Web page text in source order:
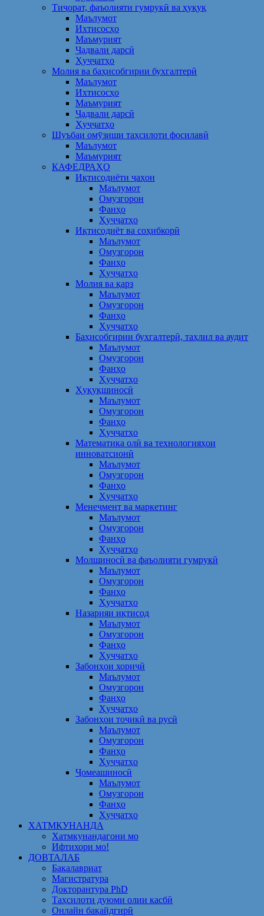
Тиҷорат, фаъолияти гумрукӣ ва ҳуқуқ
Маълумот
Ихтисосҳо
Маъмурият
Ҷадвали дарсӣ
Ҳуҷҷатҳо
Молия ва баҳисобгирии бухгалтерӣ
Маълумот
Ихтисосҳо
Маъмурият
Ҷадвали дарсӣ
Ҳуҷҷатҳо
Шуъбаи омӯзиши таҳсилоти фосилавӣ
Маълумот
Маъмурият
КАФЕДРАҲО
Иқтисодиёти ҷаҳон
Маълумот
Омузгорон
Фанҳо
Ҳуҷҷатҳо
Иқтисодиёт ва соҳибкорӣ
Маълумот
Омузгорон
Фанҳо
Ҳуҷҷатҳо
Молия ва қарз
Маълумот
Омузгорон
Фанҳо
Ҳуҷҷатҳо
Баҳисобгирии бухгалтерӣ, таҳлил ва аудит
Маълумот
Омузгорон
Фанҳо
Ҳуҷҷатҳо
Ҳуқуқшиносӣ
Маълумот
Омузгорон
Фанҳо
Ҳуҷҷатҳо
Математика олӣ ва технологияҳои
инноватсионӣ
Маълумот
Омузгорон
Фанҳо
Ҳуҷҷатҳо
Менеҷмент ва маркетинг
Маълумот
Омузгорон
Фанҳо
Ҳуҷҷатҳо
Молшиносӣ ва фаъолияти гумрукӣ
Маълумот
Омузгорон
Фанҳо
Ҳуҷҷатҳо
Назарияи иқтисод
Маълумот
Омузгорон
Фанҳо
Ҳуҷҷатҳо
Забонҳои хориҷӣ
Маълумот
Омузгорон
Фанҳо
Ҳуҷҷатҳо
Забонҳои тоҷикӣ ва русӣ
Маълумот
Омузгорон
Фанҳо
Ҳуҷҷатҳо
Ҷомеашиносӣ
Маълумот
Омузгорон
Фанҳо
Ҳуҷҷатҳо
ХАТМКУНАНДА
Хатмкунандагони мо
Ифтихори мо!
ДОВТАЛАБ
Бакалавриат
Магистратура
Докторантура PhD
Таҳсилоти дуюми олии касбӣ
Онлайн бақайдгирӣ